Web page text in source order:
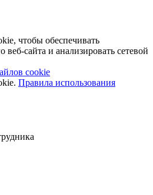
чтобы обеспечивать
сайта и анализировать сетевой
cookie
Правила использования